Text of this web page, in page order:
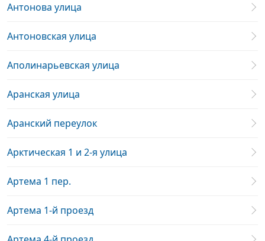
Антонова улица
Антоновская улица
Аполинарьевская улица
Аранская улица
Аранский переулок
Арктическая 1 и 2-я улица
Артема 1 пер.
Артема 1-й проезд